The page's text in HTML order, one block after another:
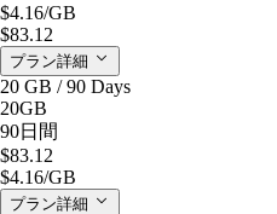
$4.16/GB
$83.12
プラン詳細
20 GB / 90 Days
20GB
90日間
$83.12
$4.16/GB
プラン詳細